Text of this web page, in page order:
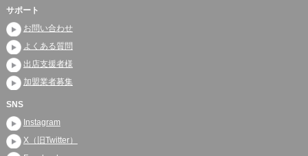
サポート
お問い合わせ
よくある質問
出店支援者様
加盟業者募集
SNS
Instagram
X（旧Twitter）